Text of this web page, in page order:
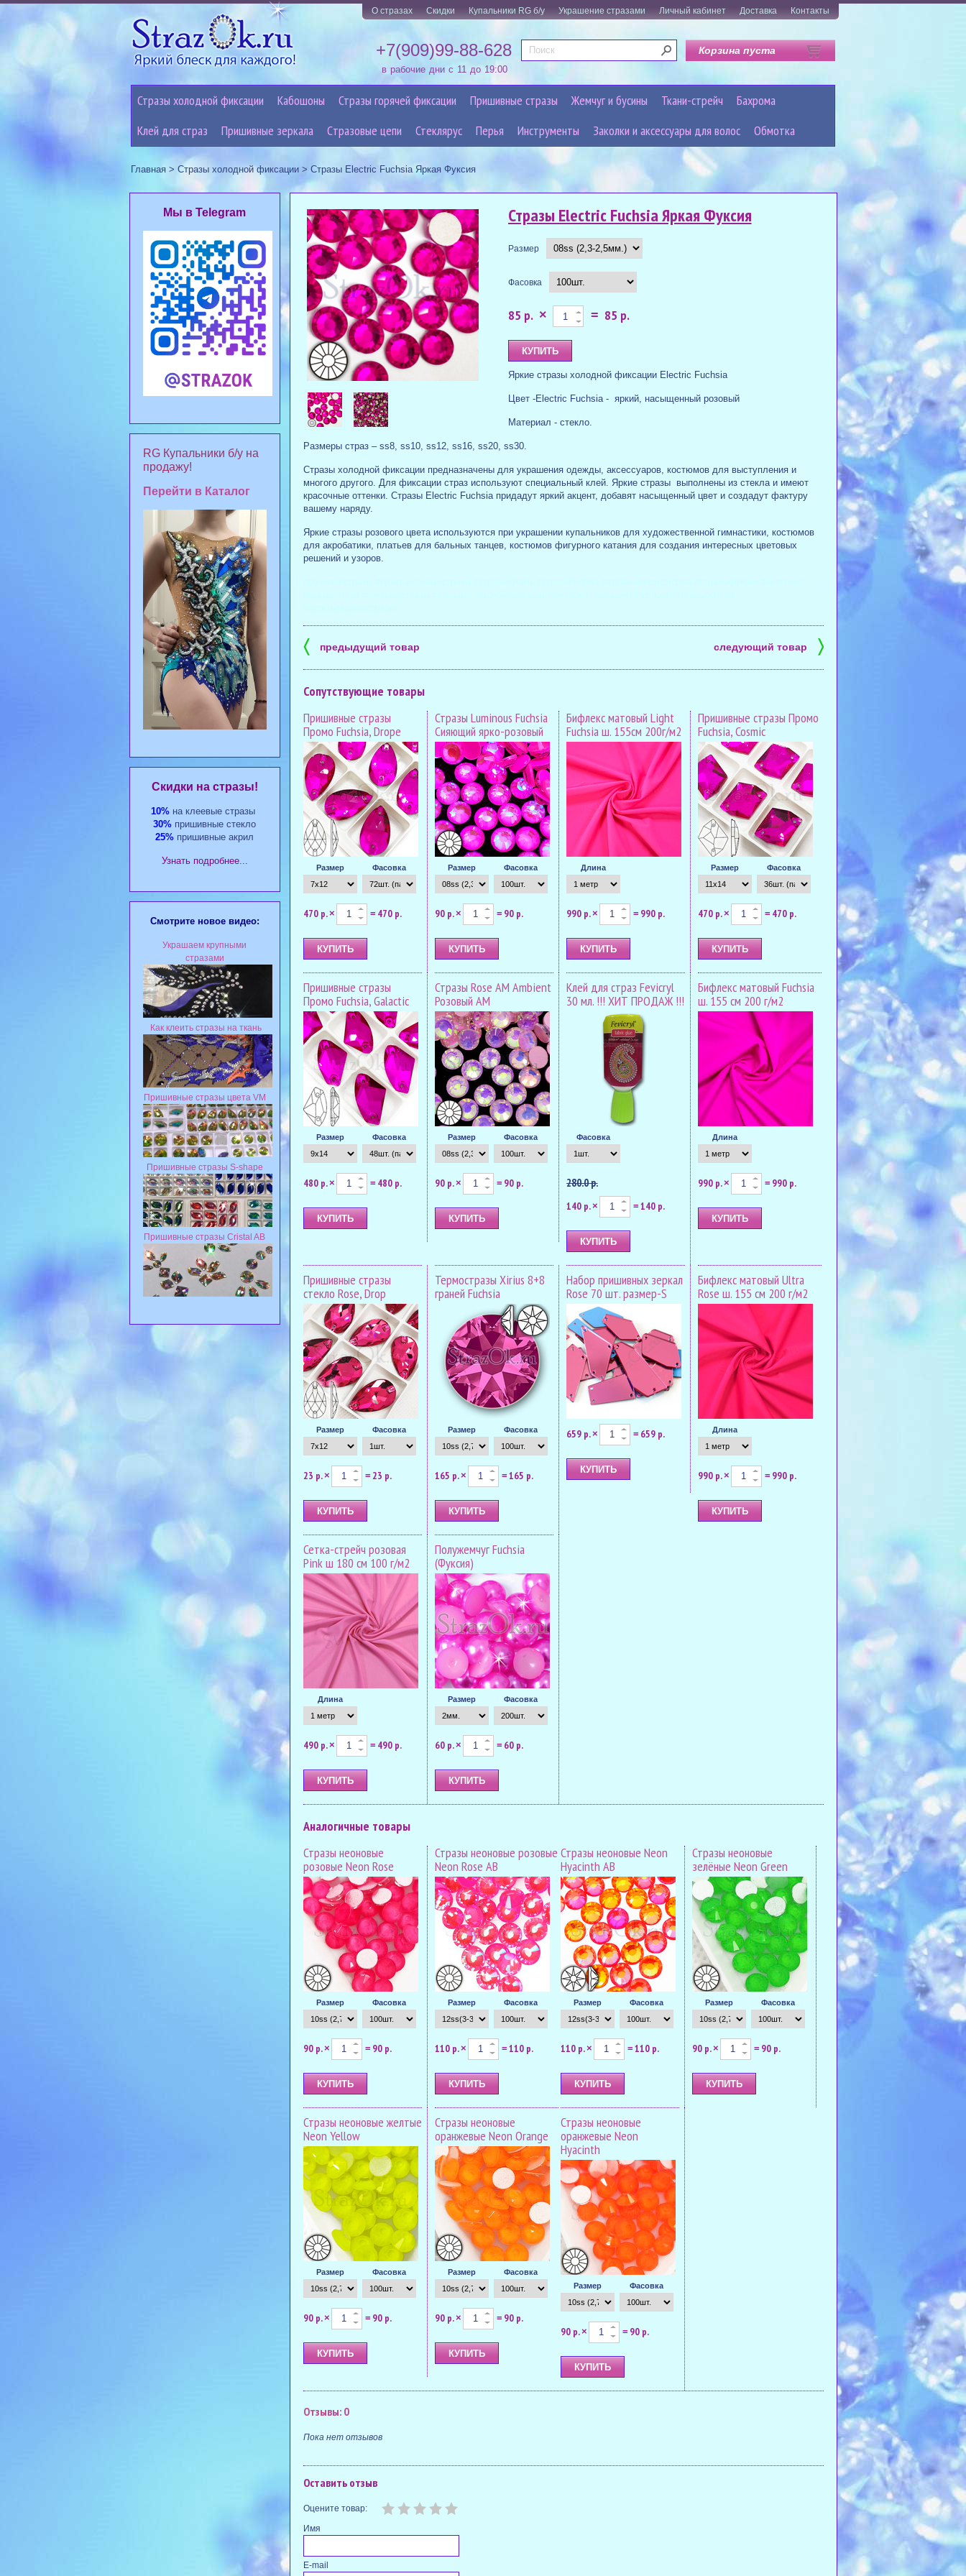
О стразах Скидки Купальники RG б/у Украшение стразами Личный кабинет Доставка Контакты
+7(909)99-88-628
в рабочие дни с 11 до 19:00
Корзина пуста
Стразы холодной фиксации Кабошоны Стразы горячей фиксации Пришивные стразы Жемчуг и бусины Ткани-стрейч
Бахрома
Клей для страз
Пришивные зеркала Cтразовые цепи Стеклярус Перья Инструменты Заколки и аксессуары для волос Обмотка
Главная > Стразы холодной фиксации > Стразы Electric Fuchsia Яркая Фуксия
Стразы Electric Fuchsia Яркая Фуксия
Размер
Фасовка
85 р. × = 85 р.
Яркие стразы холодной фиксации Electric Fuchsia
Цвет -Electric Fuchsia - яркий, насыщенный розовый
Материал - стекло.
Размеры страз – ss8, ss10, ss12, ss16, ss20, ss30.
Стразы холодной фиксации предназначены для украшения одежды, аксессуаров, костюмов для выступления и
многого другого. Для фиксации страз используют специальный клей. Яркие стразы выполнены из стекла и имеют
красочные оттенки. Стразы Electric Fuchsia придадут яркий акцент, добавят насыщенный цвет и создадут фактуру
вашему наряду.
Яркие стразы розового цвета используются при украшении купальников для художественной гимнастики, костюмов
для акробатики, платьев для бальных танцев, костюмов фигурного катания для создания интересных цветовых
решений и узоров.
〈 предыдущий товар следующий товар 〉
Сопутствующие товары
Пришивные стразы
Промо Fuchsia, Drope
Размер Фасовка
470 р.× = 470 р.
Стразы Luminous Fuchsia
Сияющий ярко-розовый
Размер Фасовка
90 р.× = 90 р.
Бифлекс матовый Light
Fuchsia ш. 155см 200г/м2
Длина
990 р.× = 990 р.
Пришивные стразы Промо
Fuchsia, Cosmic
Размер Фасовка
470 р.× = 470 р.
Пришивные стразы
Промо Fuchsia, Galactic
Размер Фасовка
480 р.× = 480 р.
Стразы Rose AM Ambient
Розовый АМ
Размер Фасовка
90 р.× = 90 р.
Клей для страз Fevicryl
30 мл. !!! ХИТ ПРОДАЖ !!!
Фасовка
280.0 р.
140 р.× = 140 р.
Бифлекс матовый Fuchsia
ш. 155 см 200 г/м2
Длина
990 р.× = 990 р.
Пришивные стразы
стекло Rose, Drop
Размер Фасовка
23 р.× = 23 р.
Термостразы Xirius 8+8
граней Fuchsia
Размер Фасовка
165 р.× = 165 р.
Набор пришивных зеркал
Rose 70 шт. размер-S
659 р.× = 659 р.
Бифлекс матовый Ultra
Rose ш. 155 см 200 г/м2
Длина
990 р.× = 990 р.
Сетка-стрейч розовая
Pink ш 180 см 100 г/м2
Длина
490 р.× = 490 р.
Полужемчуг Fuchsia
(Фуксия)
Размер Фасовка
60 р.× = 60 р.
Аналогичные товары
Стразы неоновые
розовые Neon Rose
Размер Фасовка
90 р.× = 90 р.
Стразы неоновые розовые
Neon Rose AB
Размер Фасовка
110 р.× = 110 р.
Стразы неоновые Neon
Hyacinth AB
Размер Фасовка
110 р.× = 110 р.
Стразы неоновые
зелёные Neon Green
Размер Фасовка
90 р.× = 90 р.
Стразы неоновые желтые
Neon Yellow
Размер Фасовка
90 р.× = 90 р.
Стразы неоновые
оранжевые Neon Orange
Размер Фасовка
90 р.× = 90 р.
Стразы неоновые
оранжевые Neon
Hyacinth
Размер Фасовка
90 р.× = 90 р.
Отзывы: 0
Пока нет отзывов
Оставить отзыв
Оцените товар:
Имя
E-mail
Мы в Telegram
RG Купальники б/у на
продажу!
Перейти в Каталог
Cкидки на стразы!
10% на клеевые стразы
30% пришивные стекло
25% пришивные акрил
Узнать подробнее...
Смотрите новое видео:
Украшаем крупными
стразами
Как клеить стразы на ткань
Пришивные стразы цвета VM
Пришивные стразы S-shape
Пришивные стразы Cristal AB